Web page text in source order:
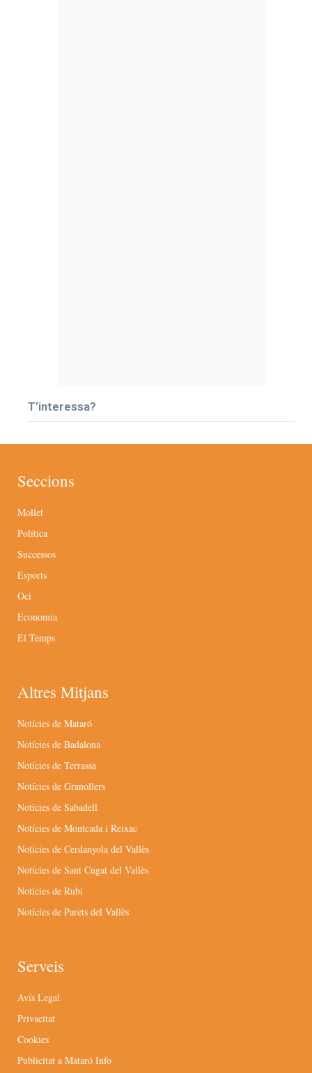
T’interessa?
Seccions
Mollet
Política
Successos
Esports
Oci
Economia
El Temps
Altres Mitjans
Notícies de Mataró
Notícies de Badalona
Notícies de Terrassa
Notícies de Granollers
Notícies de Sabadell
Notícies de Montcada i Reixac
Notícies de Cerdanyola del Vallès
Notícies de Sant Cugat del Vallès
Notícies de Rubí
Notícies de Parets del Vallès
Serveis
Avís Legal
Privacitat
Cookies
Publicitat a Mataró Info